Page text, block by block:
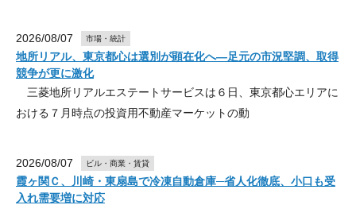
2026/08/07 市場・統計
地所リアル、東京都心は選別が顕在化へ―足元の市況堅調、取得
競争が更に激化
三菱地所リアルエステートサービスは６日、東京都心エリアに
おける７月時点の投資用不動産マーケットの動
2026/08/07 ビル・商業・賃貸
霞ヶ関Ｃ、川崎・東扇島で冷凍自動倉庫─省人化徹底、小口も受
入れ需要増に対応